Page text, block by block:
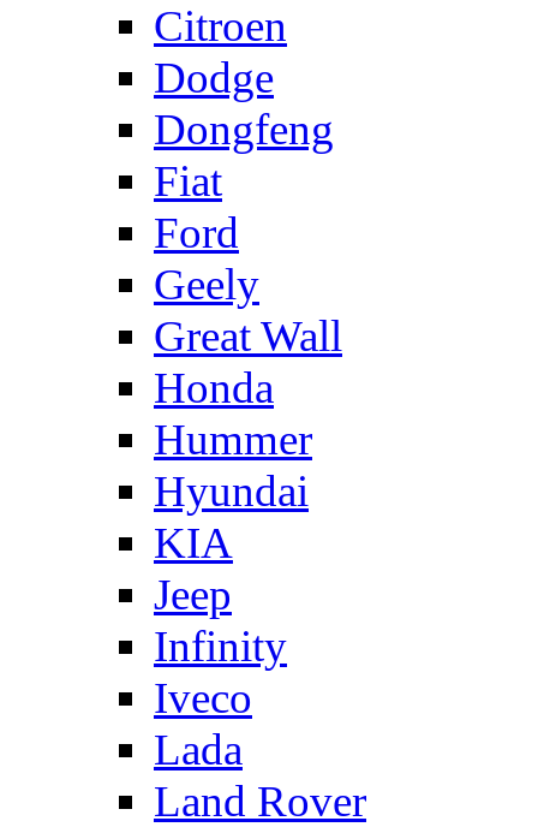
Citroen
Dodge
Dongfeng
Fiat
Ford
Geely
Great Wall
Honda
Hummer
Hyundai
KIA
Jeep
Infinity
Iveco
Lada
Land Rover